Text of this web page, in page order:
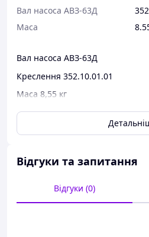
Вал насоса АВЗ-63Д
Маса
Вал насоса АВЗ-63Д
Креслення 352.10.01.01
Маса 8,55 кг
Ціна 135 USD
Відгуки та запитання
Відгуки (0)